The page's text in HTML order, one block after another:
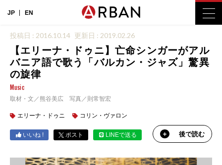
JP EN
投稿日 : 2016.10.14 更新日 : 2019.02.26
【エリーナ・ドゥニ】亡命シンガーがアル
バニア語で歌う「バルカン・ジャズ」驚異
の旋律
Music
取材・文／熊谷美広 写真／則常智宏
エリーナ・ドゥニ コリン・ヴァロン
いいね ! ポスト LINEで送る 後で読む